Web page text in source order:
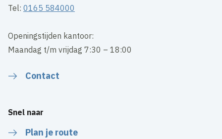
Tel:0165 584000
Openingstijden kantoor:
Maandag t/m vrijdag 7:30 – 18:00
Contact
Snel naar
Plan je route